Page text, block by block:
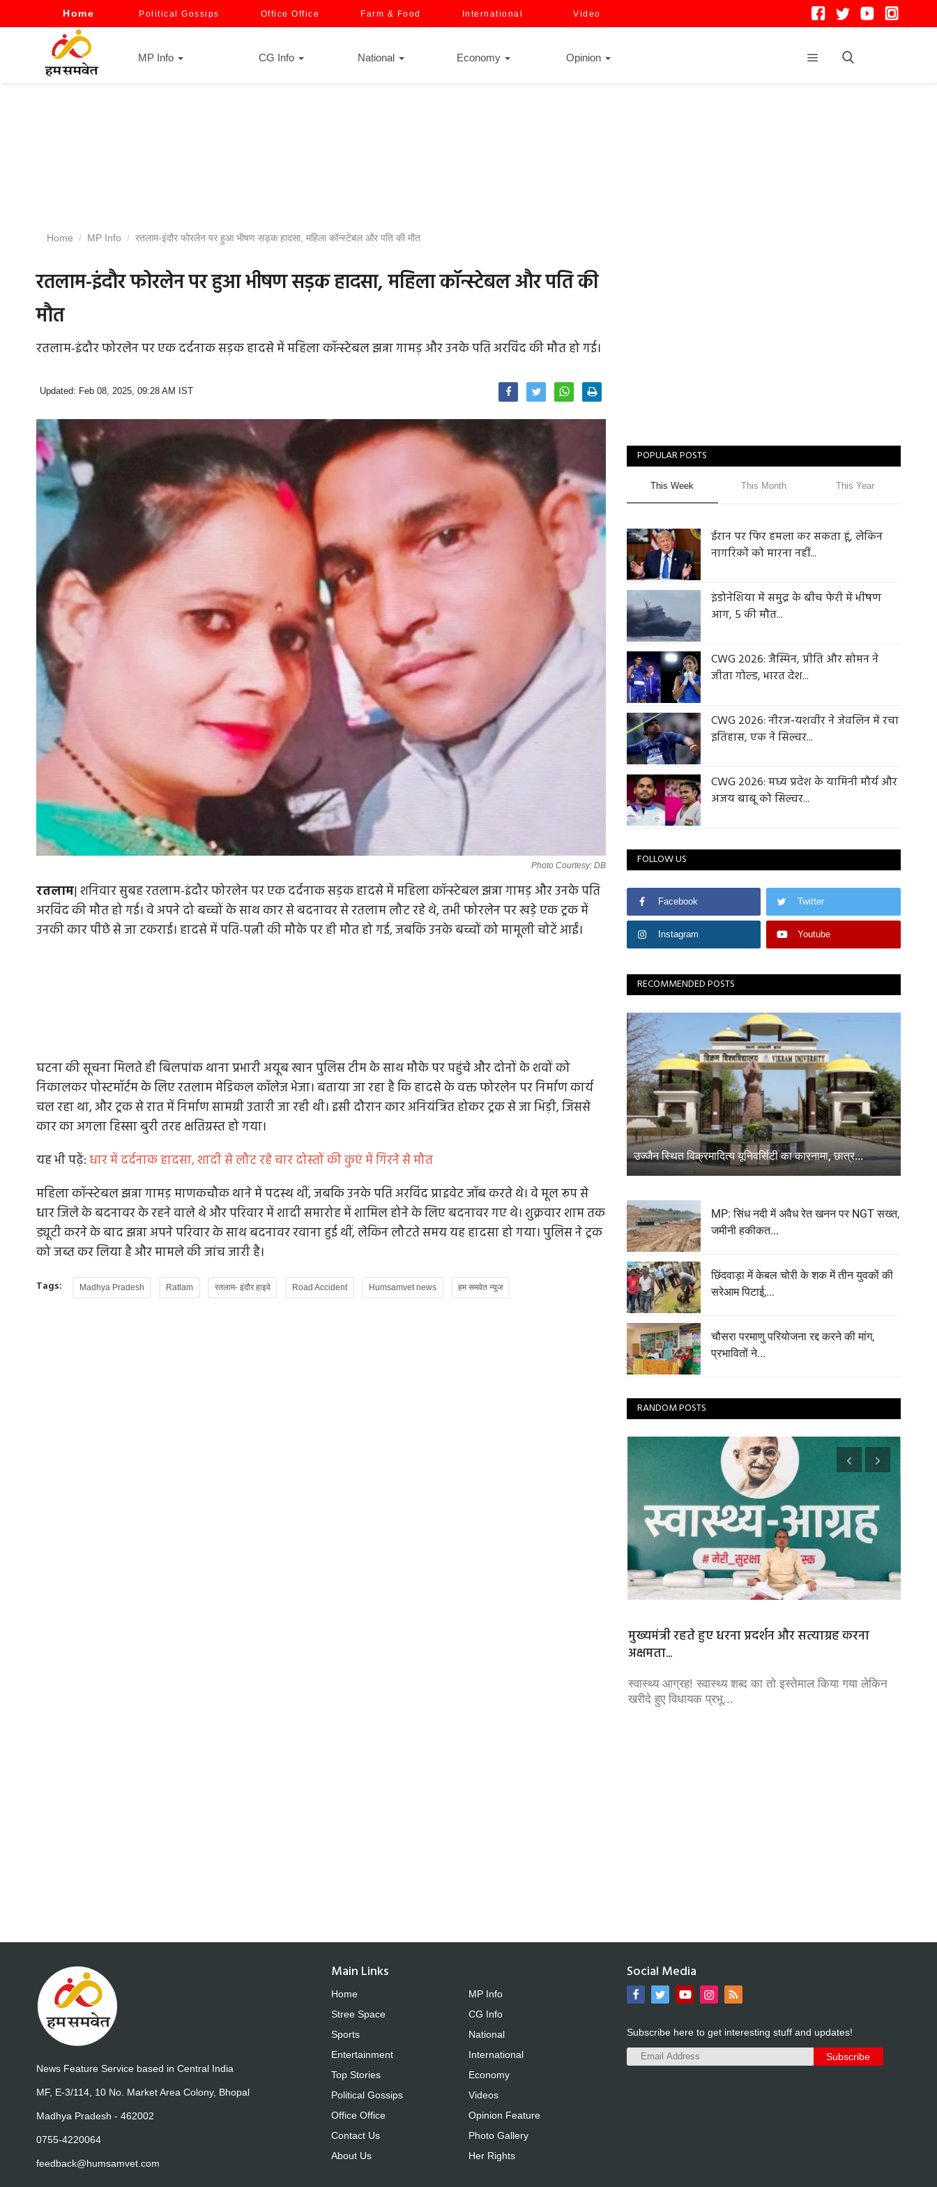
Home Political Gossips Office Office Farm & Food International Video
MP Info CG Info National Economy Opinion
Home MP Info रतलाम-इंदौर फोरलेन पर हुआ भीषण सड़क हादसा, महिला कॉन्स्टेबल और पति की मौत
रतलाम-इंदौर फोरलेन पर हुआ भीषण सड़क हादसा, महिला कॉन्स्टेबल और पति की
मौत
रतलाम-इंदौर फोरलेन पर एक दर्दनाक सड़क हादसे में महिला कॉन्स्टेबल झन्ना गामड़ और उनके पति अरविंद की मौत हो गई।
Updated: Feb 08, 2025, 09:28 AM IST
Photo Courtesy: DB
रतलाम| शनिवार सुबह रतलाम-इंदौर फोरलेन पर एक दर्दनाक सड़क हादसे में महिला कॉन्स्टेबल झन्ना गामड़ और उनके पति
अरविंद की मौत हो गई। वे अपने दो बच्चों के साथ कार से बदनावर से रतलाम लौट रहे थे, तभी फोरलेन पर खड़े एक ट्रक में
उनकी कार पीछे से जा टकराई। हादसे में पति-पत्नी की मौके पर ही मौत हो गई, जबकि उनके बच्चों को मामूली चोटें आईं।
घटना की सूचना मिलते ही बिलपांक थाना प्रभारी अयूब खान पुलिस टीम के साथ मौके पर पहुंचे और दोनों के शवों को
निकालकर पोस्टमॉर्टम के लिए रतलाम मेडिकल कॉलेज भेजा। बताया जा रहा है कि हादसे के वक्त फोरलेन पर निर्माण कार्य
चल रहा था, और ट्रक से रात में निर्माण सामग्री उतारी जा रही थी। इसी दौरान कार अनियंत्रित होकर ट्रक से जा भिड़ी, जिससे
कार का अगला हिस्सा बुरी तरह क्षतिग्रस्त हो गया।
यह भी पढ़ें:धार में दर्दनाक हादसा, शादी से लौट रहे चार दोस्तों की कुएं में गिरने से मौत
महिला कॉन्स्टेबल झन्ना गामड़ माणकचौक थाने में पदस्थ थीं, जबकि उनके पति अरविंद प्राइवेट जॉब करते थे। वे मूल रूप से
धार जिले के बदनावर के रहने वाले थे और परिवार में शादी समारोह में शामिल होने के लिए बदनावर गए थे। शुक्रवार शाम तक
ड्यूटी करने के बाद झन्ना अपने परिवार के साथ बदनावर रवाना हुई थीं, लेकिन लौटते समय यह हादसा हो गया। पुलिस ने ट्रक
को जब्त कर लिया है और मामले की जांच जारी है।
Tags: Madhya Pradesh Ratlam रतलाम- इंदौर हाइवे Road Accident Humsamvet news हम समवेत न्यूज
POPULAR POSTS
This Week This Month This Year
ईरान पर फिर हमला कर सकता हूं, लेकिन
नागरिकों को मारना नहीं...
इंडोनेशिया में समुद्र के बीच फेरी में भीषण
आग, 5 की मौत...
CWG 2026: जैस्मिन, प्रीति और सोमन ने
जीता गोल्ड, भारत देश...
CWG 2026: नीरज-यशवीर ने जेवलिन में रचा
इतिहास, एक ने सिल्वर...
CWG 2026: मध्य प्रदेश के यामिनी मौर्य और
अजय बाबू को सिल्वर...
FOLLOW US
Facebook Twitter
Instagram Youtube
RECOMMENDED POSTS
उज्जैन स्थित विक्रमादित्य यूनिवर्सिटी का कारनामा, छात्र...
MP: सिंध नदी में अवैध रेत खनन पर NGT सख्त,
जमीनी हकीकत...
छिंदवाड़ा में केबल चोरी के शक में तीन युवकों की
सरेआम पिटाई,...
चौसरा परमाणु परियोजना रद्द करने की मांग,
प्रभावितों ने...
RANDOM POSTS
मुख्यमंत्री रहते हुए धरना प्रदर्शन और सत्याग्रह करना
अक्षमता...
स्वास्थ्य आग्रह! स्वास्थ्य शब्द का तो इस्तेमाल किया गया लेकिन
खरीदे हुए विधायक प्रभू...
News Feature Service based in Central India
MF, E-3/114, 10 No. Market Area Colony, Bhopal
Madhya Pradesh - 462002
0755-4220064
feedback@humsamvet.com
Main Links
Home
Stree Space
Sports
Entertainment
Top Stories
Political Gossips
Office Office
Contact Us
About Us
MP Info
CG Info
National
International
Economy
Videos
Opinion Feature
Photo Gallery
Her Rights
Social Media
Subscribe here to get interesting stuff and updates!